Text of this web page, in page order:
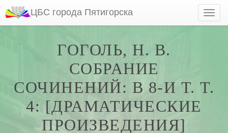
ЦБС города Пятигорска
ГОГОЛЬ, Н. В.
СОБРАНИЕ
СОЧИНЕНИЙ: В 8-И Т. Т.
4: [ДРАМАТИЧЕСКИЕ
ПРОИЗВЕДЕНИЯ]